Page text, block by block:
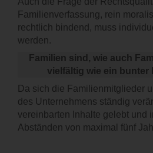
Familienverfassung, rein
rechtlich bindend, muss
werden.
Familien sind, wie auch
vielfältig wie ein bunter
Da sich die Familienmitglieder
des Unternehmens ständig
vereinbarten Inhalte gelebt und
Abständen von maximal fünf